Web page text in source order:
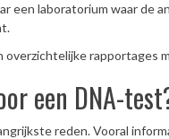
laboratorium waar de
rapportages
een DNA-
reden. Vooral